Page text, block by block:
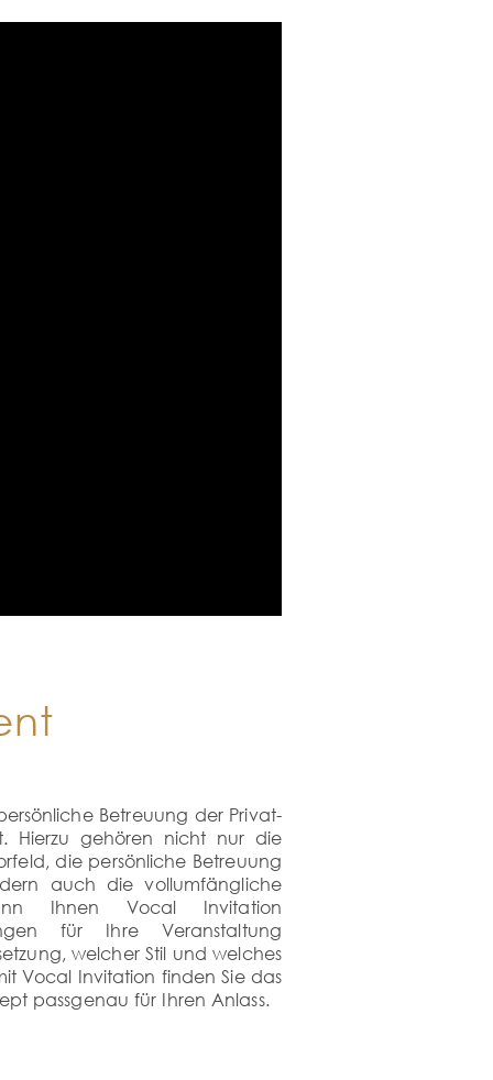
Betreuung der Privat-
Hierzu gehören nicht nur die
die persönliche Betreuung
auch die vollumfängliche
Ihnen Vocal Invitation
für Ihre Veranstaltung
welcher Stil und welches
Vocal Invitation finden Sie das
passgenau für Ihren Anlass.